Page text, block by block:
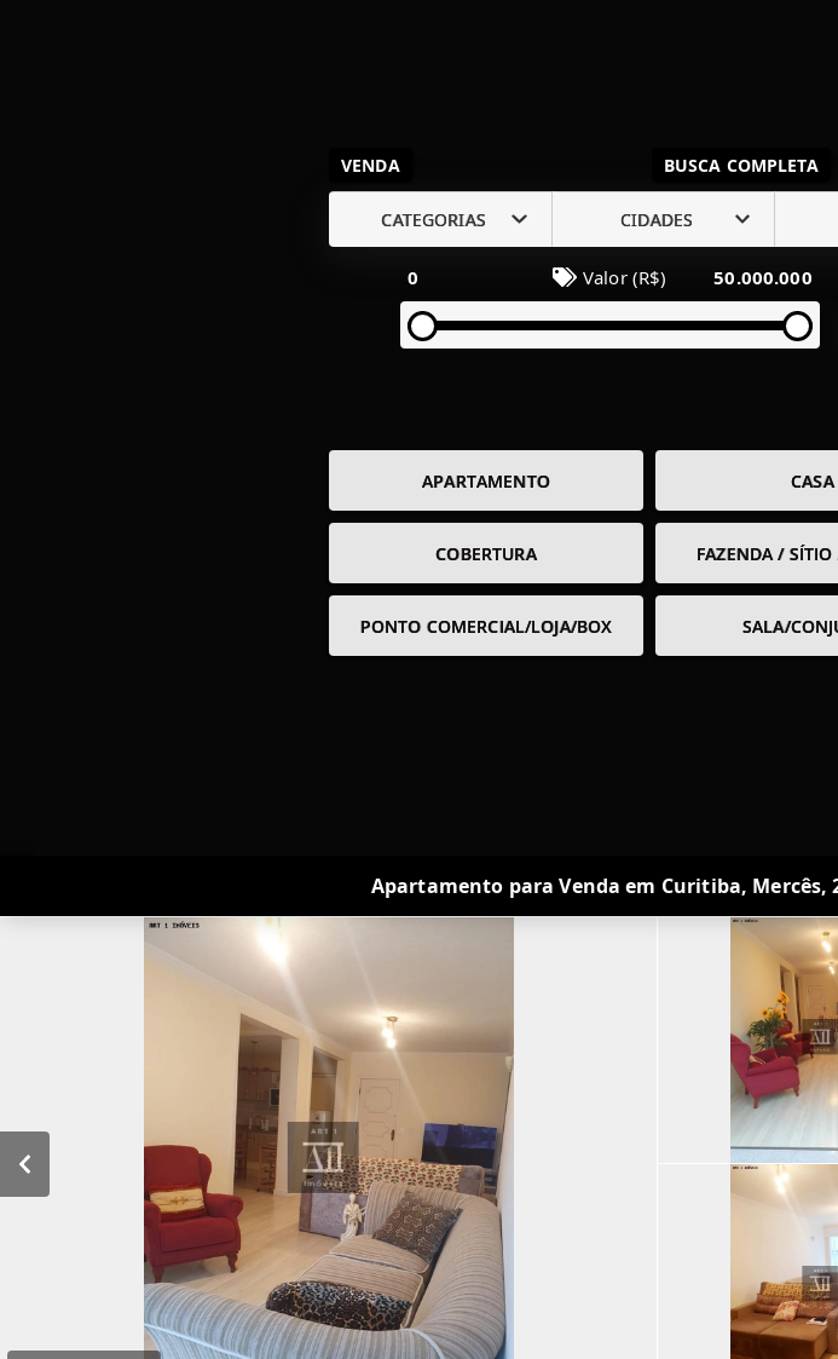
VENDA BUSCA COMPLETA
CATEGORIAS CIDADES
0 Valor (R$) 50.000.000
APARTAMENTO CASA
COBERTURA FAZENDA /
PONTO COMERCIAL/LOJA/BOX SALA/
Apartamento para Venda em Curitiba,